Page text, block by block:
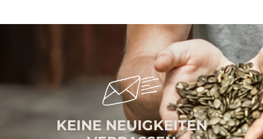
KEINE NEUIGKEITEN